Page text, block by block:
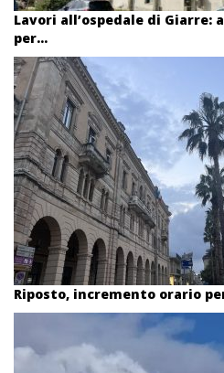
Lavori all’ospedale di Giarre:
per...
Riposto, incremento orario